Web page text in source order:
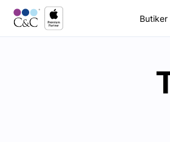
Butiker